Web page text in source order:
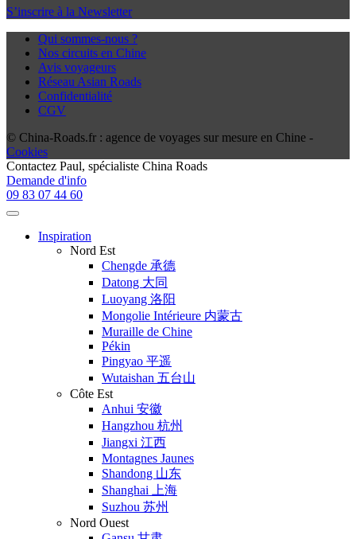
S’inscrire à la Newsletter
Qui sommes-nous ?
Nos circuits en Chine
Avis voyageurs
Réseau Asian Roads
Confidentialité
CGV
© China-Roads.fr : agence de voyages sur mesure en Chine -
Cookies
Contactez Paul, spécialiste China Roads
Demande d'info
09 83 07 44 60
Inspiration
Nord Est
Chengde 承德
Datong 大同
Luoyang 洛阳
Mongolie Intérieure 内蒙古
Muraille de Chine
Pékin
Pingyao 平遥
Wutaishan 五台山
Côte Est
Anhui 安徽
Hangzhou 杭州
Jiangxi 江西
Montagnes Jaunes
Shandong 山东
Shanghai 上海
Suzhou 苏州
Nord Ouest